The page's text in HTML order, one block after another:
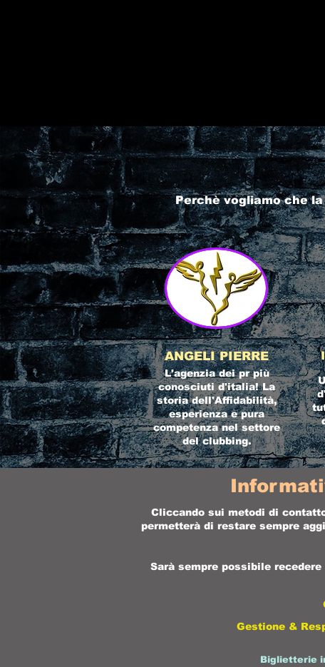
Perchè vogliamo che
ANGELI PIERRE
L'agenzia dei pr più
conosciuti d'italia! La
storia dell'Affidabilità,
esperienza e pura
competenza nel settore
del clubbing.
Cliccando sui metodi di
permetterà di restare sempre
Sarà sempre possibile
Gestione &
Biglietterie